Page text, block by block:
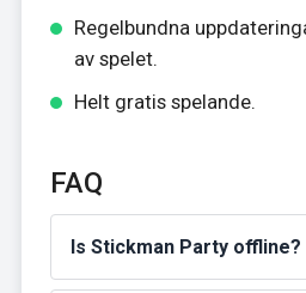
Regelbundna
av spelet.
Helt gratis spelande.
FAQ
Is Stickman Party offline?